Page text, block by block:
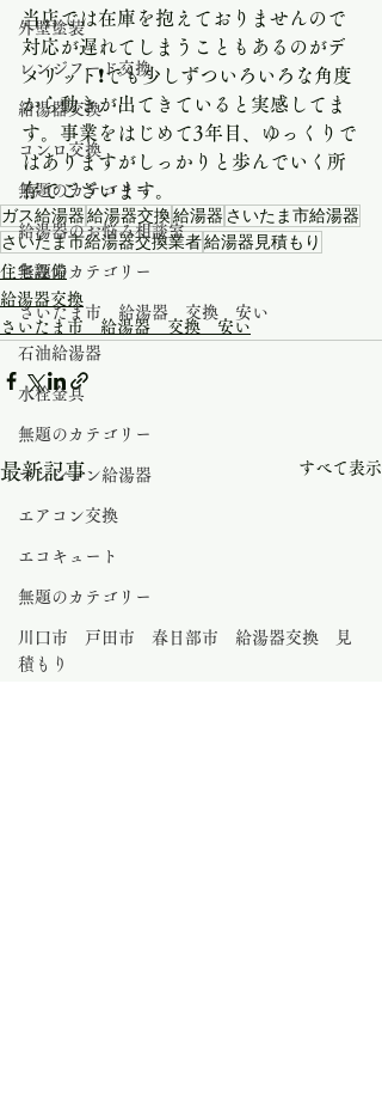
外壁塗装
レンジフード交換
給湯器交換
コンロ交換
無題のカテゴリー
給湯器のお悩み相談室
無題のカテゴリー
さいたま市 給湯器 交換 安い
石油給湯器
水栓金具
無題のカテゴリー
マンション給湯器
エアコン交換
エコキュート
無題のカテゴリー
川口市 戸田市 春日部市 給湯器交換 見
積もり
当店では在庫を抱えておりませんので
対応が遅れてしまうこともあるのがデ
メリット❗️でも少しずついろいろな角度
から動きが出てきていると実感してま
す。事業をはじめて3年目、ゆっくりで
はありますがしっかりと歩んでいく所
存でございます。
ガス給湯器給湯器交換給湯器 さいたま市給湯器
さいたま市給湯器交換業者給湯器見積もり
住宅設備
給湯器交換
さいたま市 給湯器 交換 安い
最新記事 すべて表示